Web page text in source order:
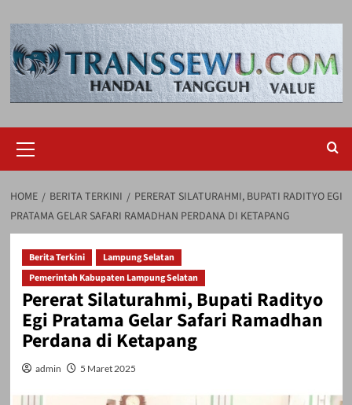
to
content
Menu
HOME BERITA TERKINI
PERERAT SILATURAHMI, BUPATI RADITYO EGI
PRATAMA GELAR SAFARI RAMADHAN PERDANA DI KETAPANG
Berita Terkini
Lampung Selatan
Pemerintah Kabupaten Lampung Selatan
Pererat Silaturahmi, Bupati Radityo
Egi Pratama Gelar Safari Ramadhan
Perdana di Ketapang
admin 5 Maret 2025